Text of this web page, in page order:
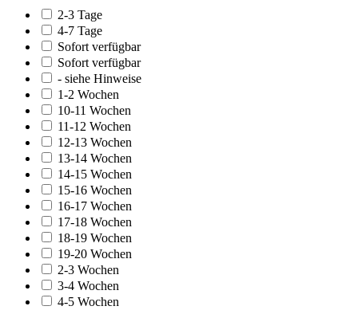
2-3 Tage
4-7 Tage
Sofort verfügbar
Sofort verfügbar
- siehe Hinweise
1-2 Wochen
10-11 Wochen
11-12 Wochen
12-13 Wochen
13-14 Wochen
14-15 Wochen
15-16 Wochen
16-17 Wochen
17-18 Wochen
18-19 Wochen
19-20 Wochen
2-3 Wochen
3-4 Wochen
4-5 Wochen